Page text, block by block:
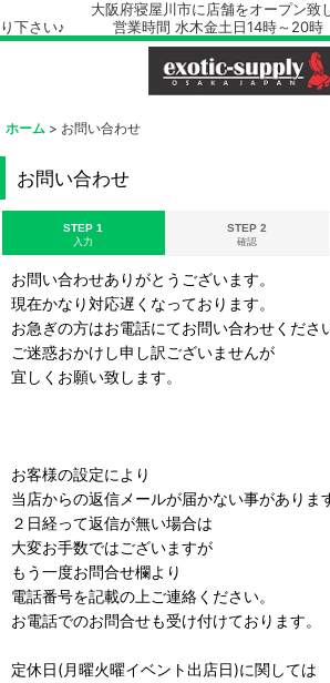
大阪府寝屋川市に店舗をオープン致しま
り下さい♪ 営業時間 水木金土日14時～20時
ホーム > お問い合わせ
お問い合わせ
STEP 1
入力
STEP 2
確認
お問い合わせありがとうございます。
現在かなり対応遅くなっております。
お急ぎの方はお電話にてお問い合わせくださ
ご迷惑おかけし申し訳ございませんが
宜しくお願い致します。
お客様の設定により
当店からの返信メールが届かない事がありま
２日経って返信が無い場合は
大変お手数ではございますが
もう一度お問合せ欄より
電話番号を記載の上ご連絡ください。
お電話でのお問合せも受け付けております。
定休日(月曜火曜イベント出店日)に関しては